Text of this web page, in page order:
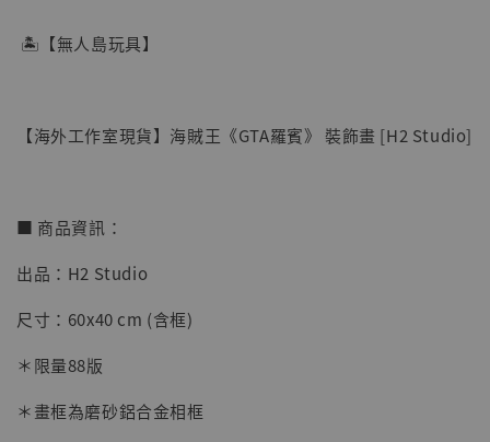
【店內現貨】七龍珠 系列蒐藏雕像 悟空 鳥山
NT$ 4,280
NT$ 5,580
🏝【無人島玩具】
【海外工作室現貨】海賊王《GTA羅賓》 裝飾畫 [H2 Studio]
■ 商品資訊：
出品：H2 Studio
尺寸：60x40 cm (含框)
＊限量88版
＊畫框為磨砂鋁合金相框